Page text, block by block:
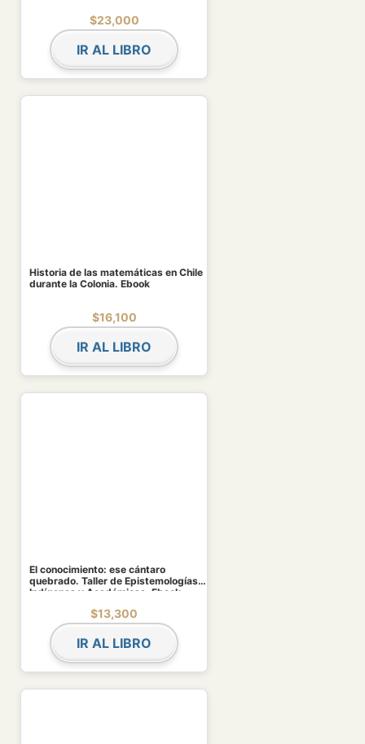
$23,000
IR AL LIBRO
Historia de las matemáticas en Chile
durante la Colonia. Ebook
$16,100
IR AL LIBRO
El conocimiento: ese cántaro
quebrado. Taller de Epistemologías
Indígenas y Académicas. Ebook
$13,300
IR AL LIBRO